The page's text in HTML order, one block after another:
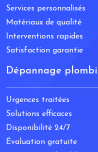
Services personnalisés
Matériaux de qualité
Interventions rapides
Satisfaction garantie
Dépannage
Urgences traitées
Solutions efficaces
Disponibilité 24/7
Évaluation gratuite